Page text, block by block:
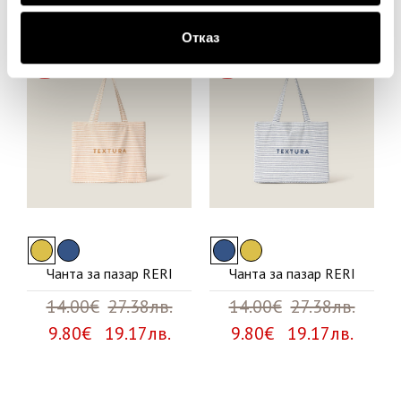
Отказ
30%
Чанта за пазар RERI
14.00€ 27.38лв.
9.80€ 19.17лв.
30%
Чанта за пазар RERI
14.00€ 27.38лв.
9.80€ 19.17лв.